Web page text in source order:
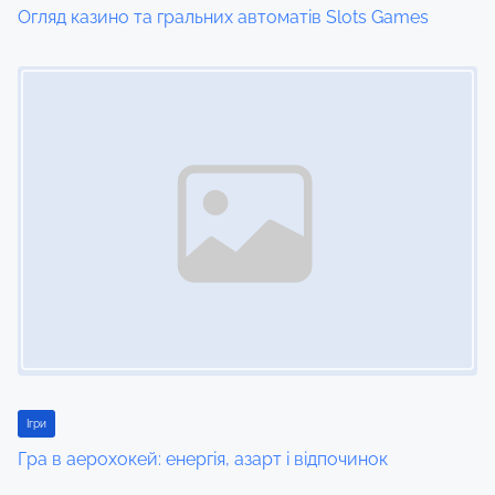
o
Огляд казино та гральних автоматів Slots Games
Ігри
Гра в аерохокей: енергія, азарт і відпочинок